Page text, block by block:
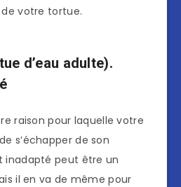
votre tortue.
d’eau adulte).
raison pour laquelle votre
s’échapper de son
inadapté peut être un
il en va de même pour